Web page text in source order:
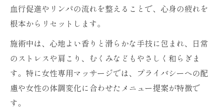
血行促進やリンパの流れを整えることで、心身の疲れを
根本からリセットします。
施術中は、心地よい香りと滑らかな手技に包まれ、日常
のストレスや肩こり、むくみなどもやさしく和らぎま
す。特に女性専用マッサージでは、プライバシーへの配
慮や女性の体調変化に合わせたメニュー提案が特徴で
す。